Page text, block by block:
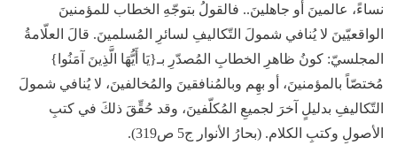
نساءً، عالمينَ أو جاهلينَ.. فالقولُ بتوجّهِ الخطاب للمؤمنينَ
الواقعيّينَ لا يُنافي شمولَ التّكاليفِ لسائرِ المُسلمينَ. قالَ العلّامةُ
المجلسيّ: كونُ ظاهرِ الخطابِ المُصدّرِ بـ{يَا أَيُّهَا الَّذِينَ آمَنُوا}
مُختصّاً بالمؤمنينَ، أو بهِم وبالمُنافقينَ والمُخالفينَ، لا يُنافي شمولَ
التّكاليفِ بدليلٍ آخرَ لجميعِ المُكلّفينَ، وقد حُقِّقَ ذلكَ في كتبِ
الأصولِ وكتبِ الكلام. (بحارُ الأنوار ج5 ص319).